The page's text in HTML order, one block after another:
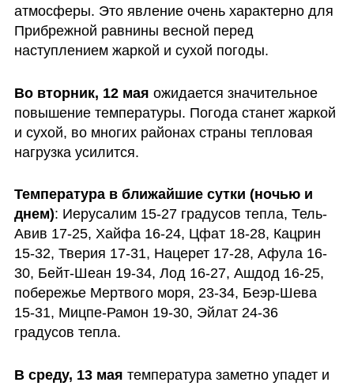
атмосферы. Это явление очень характерно для
Прибрежной равнины весной перед
наступлением жаркой и сухой погоды.
Во вторник, 12 мая ожидается значительное
повышение температуры. Погода станет жаркой
и сухой, во многих районах страны тепловая
нагрузка усилится.
Температура в ближайшие сутки (ночью и
днем): Иерусалим 15-27 градусов тепла, Тель-
Авив 17-25, Хайфа 16-24, Цфат 18-28, Кацрин
15-32, Тверия 17-31, Нацерет 17-28, Афула 16-
30, Бейт-Шеан 19-34, Лод 16-27, Ашдод 16-25,
побережье Мертвого моря, 23-34, Беэр-Шева
15-31, Мицпе-Рамон 19-30, Эйлат 24-36
градусов тепла.
В среду, 13 мая температура заметно упадет и